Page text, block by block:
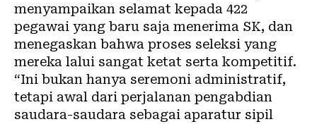
menyampaikan selamat kepada 422
pegawai yang baru saja menerima SK, dan
menegaskan bahwa proses seleksi yang
mereka lalui sangat ketat serta kompetitif.
“Ini bukan hanya seremoni administratif,
tetapi awal dari perjalanan pengabdian
saudara-saudara sebagai aparatur sipil